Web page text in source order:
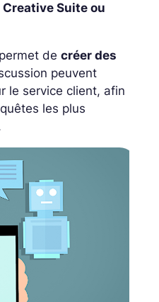
Suite ou
de créer des
peuvent
le service client, afin
les plus